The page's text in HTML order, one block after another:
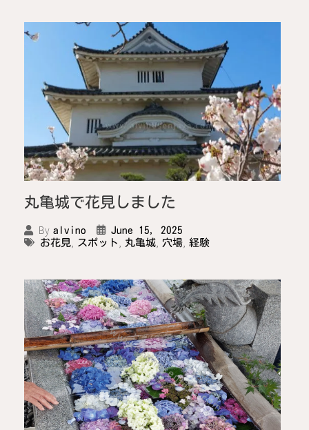
丸亀城で花見しました
By alvino
June 15, 2025
お花見, スポット , 丸亀城, 穴場, 経験